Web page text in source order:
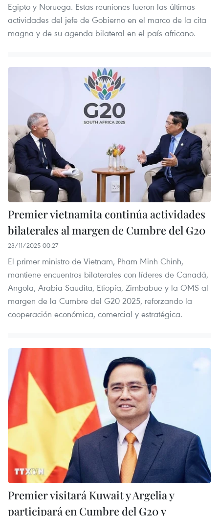
Egipto y Noruega. Estas reuniones fueron las últimas
actividades del jefe de Gobierno en el marco de la cita
magna y de su agenda bilateral en el país africano.
Premier vietnamita continúa actividades
bilaterales al margen de Cumbre del G20
23/11/2025 00:27
El primer ministro de Vietnam, Pham Minh Chinh,
mantiene encuentros bilaterales con líderes de Canadá,
Angola, Arabia Saudita, Etiopía, Zimbabue y la OMS al
margen de la Cumbre del G20 2025, reforzando la
cooperación económica, comercial y estratégica.
Premier visitará Kuwait y Argelia y
participará en Cumbre del G20 y